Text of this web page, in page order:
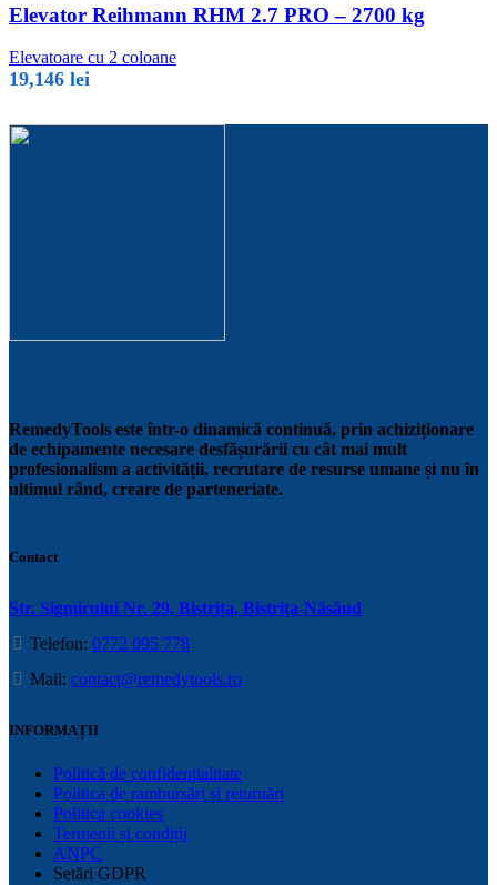
Elevator Reihmann RHM 2.7 PRO – 2700 kg
Elevatoare cu 2 coloane
19,146 lei
RemedyTools este într-o dinamică continuă, prin achiziționare
de echipamente necesare desfășurării cu cât mai mult
profesionalism a activității, recrutare de resurse umane și nu în
ultimul rând, creare de parteneriate.
Contact
Str. Sigmirului Nr. 29, Bistrița, Bistrița-Năsăud
Telefon: 0772 095 778
Mail: contact@remedytools.ro
INFORMAȚII
Politică de confidențialitate
Politica de rambursări și returnări
Politica cookies
Termenii și condiții
ANPC
Setări GDPR